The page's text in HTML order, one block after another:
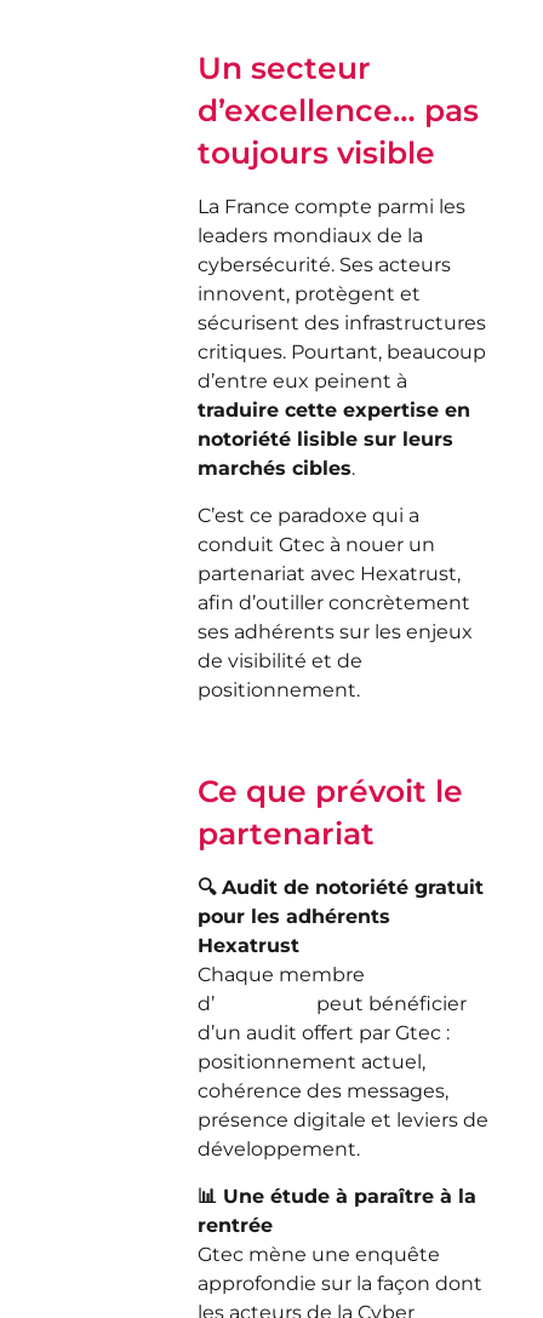
Un secteur
d’excellence… pas
toujours visible
La France compte parmi les
leaders mondiaux de la
cybersécurité. Ses acteurs
innovent, protègent et
sécurisent des infrastructures
critiques. Pourtant, beaucoup
d’entre eux peinent à
traduire cette expertise en
notoriété lisible sur leurs
marchés cibles.
C’est ce paradoxe qui a
conduit Gtec à nouer un
partenariat avec Hexatrust,
afin d’outiller concrètement
ses adhérents sur les enjeux
de visibilité et de
positionnement.
Ce que prévoit le
partenariat
🔍 Audit de notoriété gratuit
pour les adhérents
Hexatrust
Chaque membre
d’
peut bénéficier
d’un audit offert par Gtec :
positionnement actuel,
cohérence des messages,
présence digitale et leviers de
développement.
📊 Une étude à paraître à la
rentrée
Gtec mène une enquête
approfondie sur la façon dont
les acteurs de la Cyber